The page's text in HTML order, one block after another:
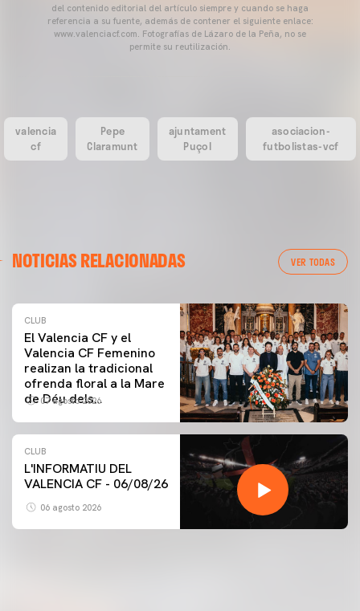
del contenido editorial del artículo siempre y cuando se haga
referencia a su fuente, además de contener el siguiente enlace:
www.valenciacf.com. Fotografías de Lázaro de la Peña, no se
permite su reutilización.
valencia
cf
Pepe
Claramunt
ajuntament
Puçol
asociacion-
futbolistas-vcf
NOTICIAS RELACIONADAS VER TODAS
CLUB
El Valencia CF y el
Valencia CF Femenino
realizan la tradicional
ofrenda floral a la Mare
de Déu dels
07 agosto 2026
CLUB
L'INFORMATIU DEL
VALENCIA CF - 06/08/26
06 agosto 2026